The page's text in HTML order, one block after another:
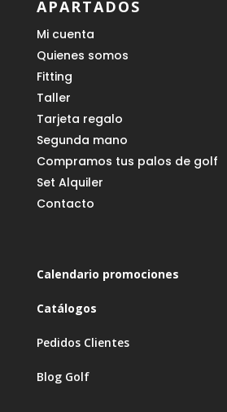
APARTADOS
Mi cuenta
Quienes somos
Fitting
Taller
Tarjeta regalo
Segunda mano
Compramos tus palos de golf
Set Alquiler
Contacto
Calendario promociones
Catálogos
Pedidos Clientes
Blog Golf